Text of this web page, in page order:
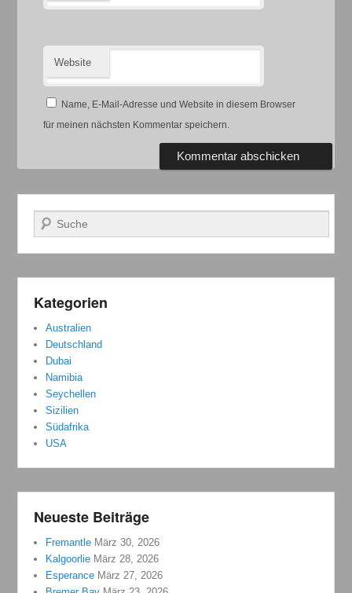
Website
Name, E-Mail-Adresse und Website in diesem Browser
für meinen nächsten Kommentar speichern.
Suchen
Kategorien
Australien
Deutschland
Dubai
Namibia
Seychellen
Sizilien
Südafrika
USA
Neueste Beiträge
Fremantle März 30, 2026
Kalgoorlie März 28, 2026
Esperance März 27, 2026